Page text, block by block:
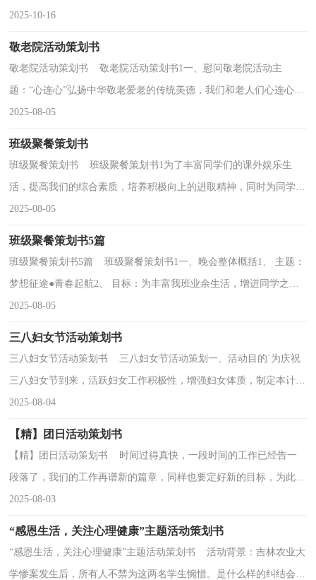
你所见过的策划书应该是什么样的？下面是小编为大家收...
2025-10-16
敬老院活动策划书
敬老院活动策划书 敬老院活动策划书1一、慰问敬老院活动主
题：“心连心”弘扬中华敬老爱老的传统美德，我们和老人们心连心！
活动背景：1、基本情况：每个人都会老，通过此次活动给敬...
2025-08-05
班级聚餐策划书
班级聚餐策划书 班级聚餐策划书1为了丰富同学们的课外娱乐生
活，提高我们的综合素质，培养积极向上的进取精神，同时为同学们
创造更多的交流机会，我班经全体同学商议特组织举办...
2025-08-05
班级聚餐策划书5篇
班级聚餐策划书5篇 班级聚餐策划书1一、晚会整体概括1、 主题：
梦想征途●青春起航2、 目标：为丰富我班业余生活，增进同学之间
感情，发挥每一个人的特长，反映同学们的真实水平，体...
2025-08-05
三八妇女节活动策划书
三八妇女节活动策划书 三八妇女节活动策划一、活动目的`为庆祝
三八妇女节到来，活跃妇女工作积极性，增强妇女体质，制定本计
划。二、活动内容慕田峪长城、红螺寺登山观光，领略...
2025-08-04
【精】团日活动策划书
【精】团日活动策划书 时间过得真快，一段时间的工作已经告一
段落了，我们的工作再谱新的篇章，同样也要定好新的目标，为此需
要好好地进行策划，写一份策划书了。那么策划书有什么...
2025-08-03
“感恩生活，关注心理健康”主题活动策划书
“感恩生活，关注心理健康”主题活动策划书 活动背景：吉林农业大
学惨案发生后，所有人不禁为这两名学生惋惜。是什么样的纠结会产